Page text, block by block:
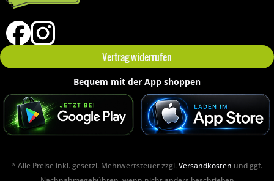
Vertrag widerrufen
Bequem mit der App shoppen
* Alle Preise inkl. gesetzl. Mehrwertsteuer zzgl.Versandkosten und ggf.